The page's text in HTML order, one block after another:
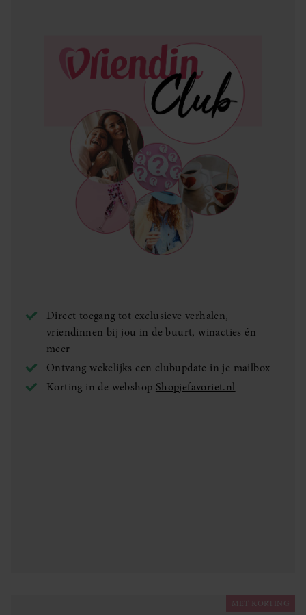
Direct toegang tot exclusieve verhalen,
vriendinnen bij jou in de buurt, winacties én
meer
Ontvang wekelijks een clubupdate in je mailbox
Korting in de webshop Shopjefavoriet.nl
MET KORTING